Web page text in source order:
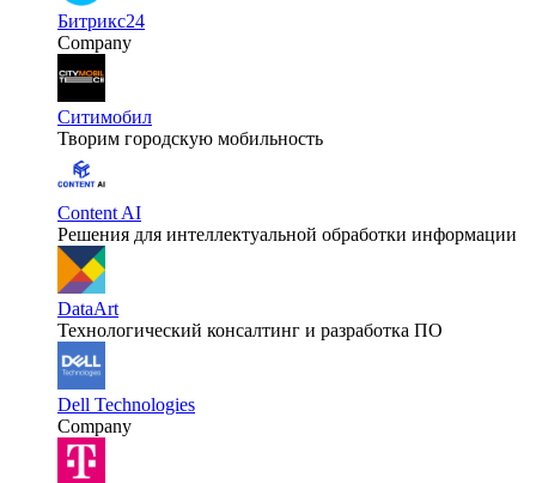
Битрикс24
Company
Ситимобил
Творим городскую мобильность
Content AI
Решения для интеллектуальной обработки информации
DataArt
Технологический консалтинг и разработка ПО
Dell Technologies
Company